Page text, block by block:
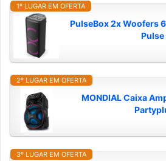
1º LUGAR EM OFERTA
PulseBox 2x Woofers
Pulse
2º LUGAR EM OFERTA
MONDIAL Caixa
3º LUGAR EM OFERTA